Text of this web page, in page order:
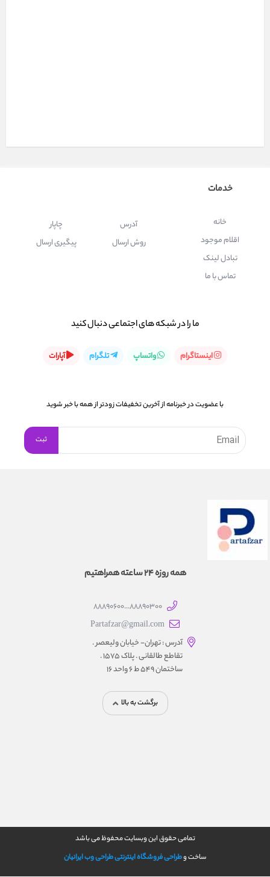
خدمات
خانه
اقلام موجود
تبادل لینک
تماس با ما
آدرس
روش ارسال
چاپار
پیگیری ارسال
ما را در شبكه های اجتماعی دنبال کنید
اینستاگرام واتساپ تلگرام آپارات
با عضویت در خبرنامه از آخرین تخفیفات زودتر از همه با خبر شوید
همه روزه 24 ساعته همراهتیم
88890300...88890600
Partafzar@gmail.com
آدرس : تهران- خیابان ولیعصر .
تقاطع طالقانی . پلاک 1575 .
ساختمان 549 ط 6 واحد 16
برگشت به بالا
تمامی حقوق این وبسایت محفوظ می باشد
ساخت وطراحی فروشگاه اینترنتیطراحی وب ایرانیان